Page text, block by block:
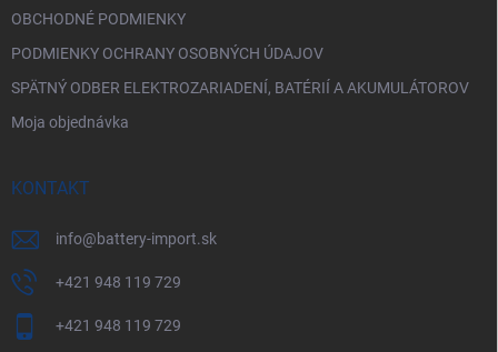
OBCHODNÉ PODMIENKY
PODMIENKY OCHRANY OSOBNÝCH ÚDAJOV
SPÄTNÝ ODBER ELEKTROZARIADENÍ, BATÉRIÍ A AKUMULÁTOROV
Moja objednávka
KONTAKT
info@battery-import.sk
+421 948 119 729
+421 948 119 729